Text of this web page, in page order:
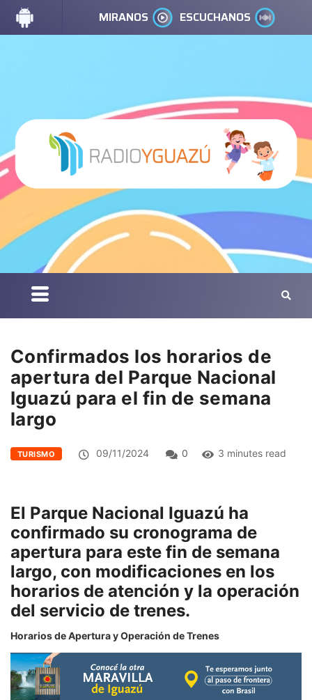
MIRANOS ESCUCHANOS
Confirmados los horarios de
apertura del Parque Nacional
Iguazú para el fin de semana
largo
TURISMO 09/11/2024 0 3 minutes read
El Parque Nacional Iguazú ha
confirmado su cronograma de
apertura para este fin de semana
largo, con modificaciones en los
horarios de atención y la operación
del servicio de trenes.
Horarios de Apertura y Operación de Trenes